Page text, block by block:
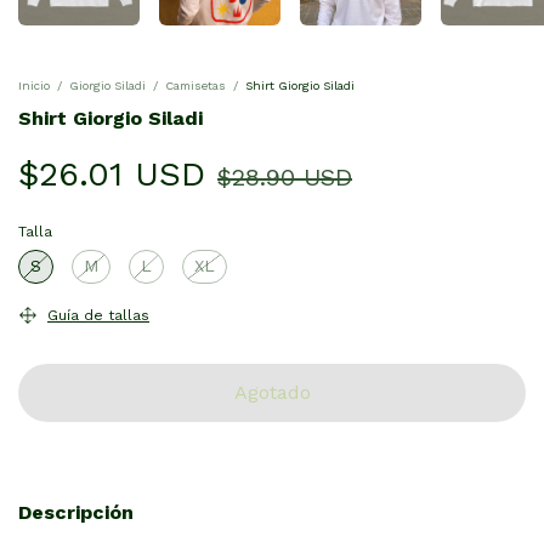
Inicio / Giorgio Siladi / Camisetas / Shirt Giorgio Siladi
Shirt Giorgio Siladi
$26.01 USD $28.90 USD
Talla
S M L XL
Guía de tallas
Descripción